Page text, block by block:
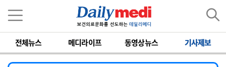
전체뉴스 메디라이프 동영상뉴스 기사제보
[서울아산병원] 2026년 하반기 인턴 모집
[영남대학교의료원] 마취통증의학과 임기제 임상의사 채용